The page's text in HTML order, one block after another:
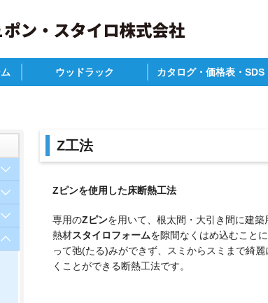
ウッドラック カタログ・価格表・SDS
Z工法
Zピンを使用した床断熱工法
専用のZピンを用いて、根太間・大引き間に建築
熱材スタイロフォームを隙間なくはめ込むことに
って弛(たる)みができず、スミからスミまで綺麗
くことができる断熱工法です。